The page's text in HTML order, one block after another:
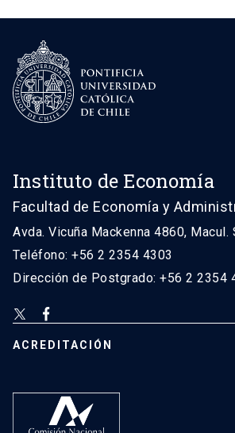
Instituto de Economía
Facultad de Economía y
Avda. Vicuña Mackenna 4860, Macul.
Teléfono: +56 2 2354 4303
Dirección de Postgrado: +56 2 2354
ACREDITACIÓN